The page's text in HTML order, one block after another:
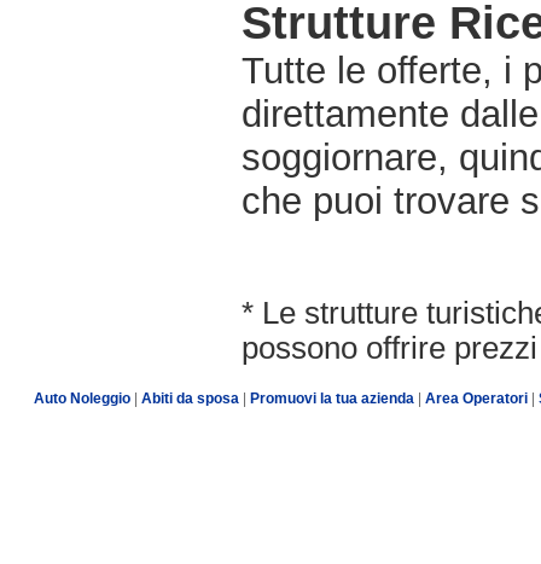
Strutture
Tutte le offerte, i
direttamente
soggiornare,
che puoi trovare
* Le strutture
possono offrire
Auto Noleggio Abiti da sposa Promuovi la tua azienda Area Operatori